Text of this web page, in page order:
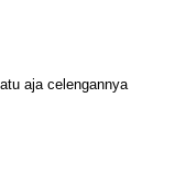
aja celengannya